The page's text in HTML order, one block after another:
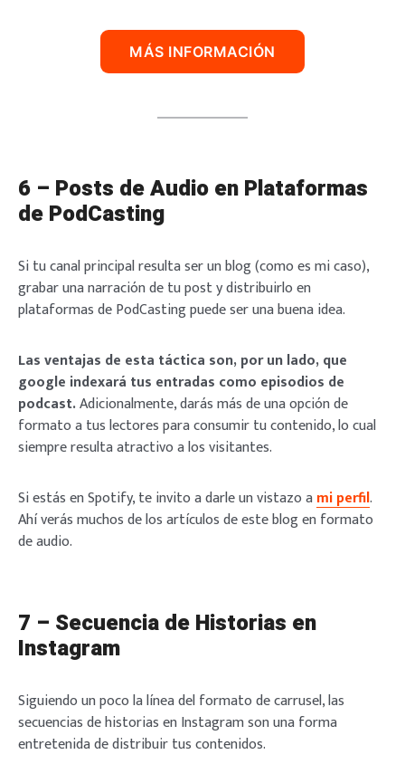
MÁS INFORMACIÓN
6 – Posts de Audio en Plataformas
de PodCasting
Si tu canal principal resulta ser un blog (como es mi caso),
grabar una narración de tu post y distribuirlo en
plataformas de PodCasting puede ser una buena idea.
Las ventajas de esta táctica son, por un lado, que
google indexará tus entradas como episodios de
podcast.Adicionalmente, darás más de una opción de
formato a tus lectores para consumir tu contenido, lo cual
siempre resulta atractivo a los visitantes.
Si estás en Spotify, te invito a darle un vistazo ami perfil.
Ahí verás muchos de los artículos de este blog en formato
de audio.
7 – Secuencia de Historias en
Instagram
Siguiendo un poco la línea del formato de carrusel, las
secuencias de historias en Instagram son una forma
entretenida de distribuir tus contenidos.